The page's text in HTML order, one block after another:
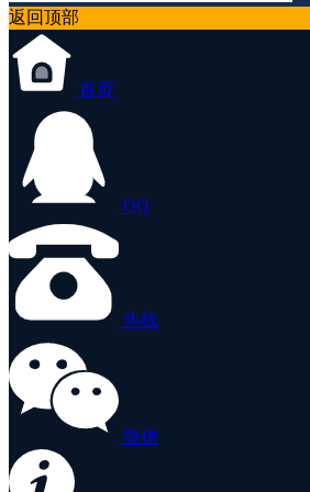
返回顶部
首页
QQ
热线
微信